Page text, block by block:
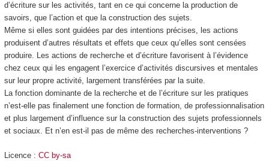
d’écriture sur les activités, tant en ce qui concerne la production de
savoirs, que l’action et que la construction des sujets.
Même si elles sont guidées par des intentions précises, les actions
produisent d’autres résultats et effets que ceux qu’elles sont censées
produire. Les actions de recherche et d’écriture favorisent à l’évidence
chez ceux qui les engagent l’exercice d’activités discursives et mentales
sur leur propre activité, largement transférées par la suite.
La fonction dominante de la recherche et de l’écriture sur les pratiques
n’est-elle pas finalement une fonction de formation, de professionnalisation
et plus largement d’influence sur la construction des sujets professionnels
et sociaux. Et n’en est-il pas de même des recherches-interventions ?
Licence : CC by-sa